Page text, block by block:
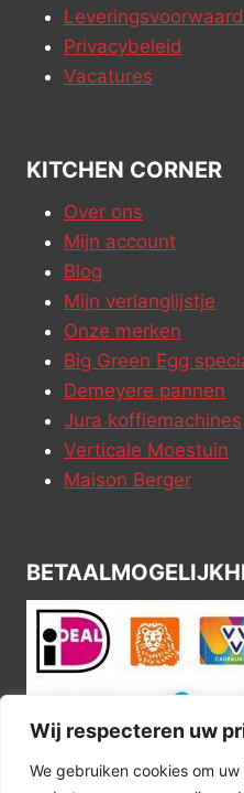
Wij respecteren uw
We gebruiken cookies om
Privacybeleid
Vacatures
KITCHEN CORNER
Over ons
Mijn account
Blog
Mijn verlanglijstje
Onze merken
Big Green Egg
Demeyere pannen
Jura koffiemachines
Verticale Moestuin
Maison Berger